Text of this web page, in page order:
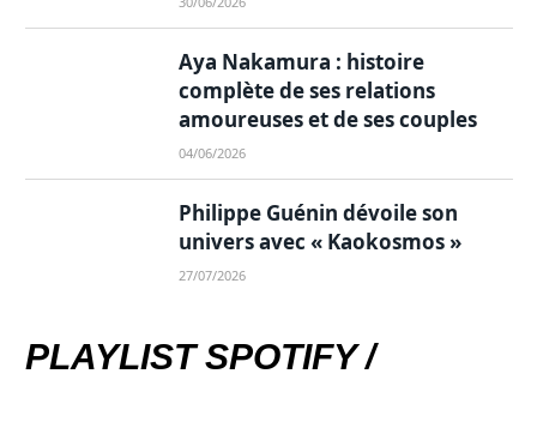
Aya Nakamura : histoire
complète de ses relations
amoureuses et de ses couples
04/06/2026
Philippe Guénin dévoile son
univers avec « Kaokosmos »
27/07/2026
PLAYLIST SPOTIFY /